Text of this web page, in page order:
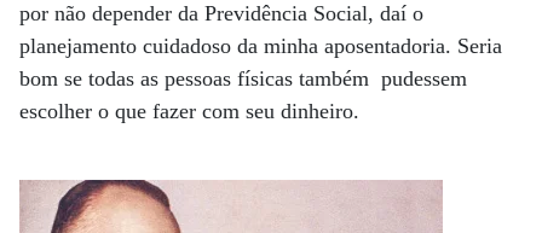
por não depender da Previdência Social, daí o
planejamento cuidadoso da minha aposentadoria. Seria
bom se todas as pessoas físicas também pudessem
escolher o que fazer com seu dinheiro.